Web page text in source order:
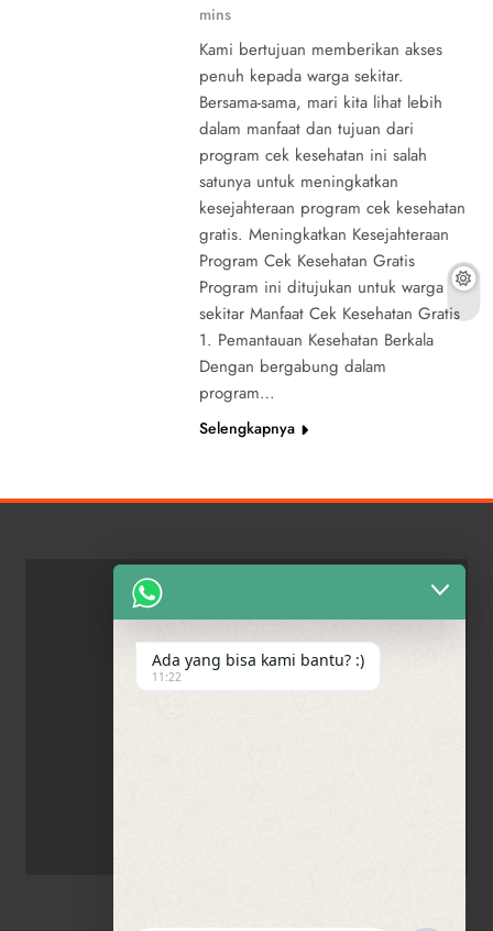
mins
Kami bertujuan memberikan akses
penuh kepada warga sekitar.
Bersama-sama, mari kita lihat lebih
dalam manfaat dan tujuan dari
program cek kesehatan ini salah
satunya untuk meningkatkan
kesejahteraan program cek kesehatan
gratis. Meningkatkan Kesejahteraan
Program Cek Kesehatan Gratis
Program ini ditujukan untuk warga
sekitar Manfaat Cek Kesehatan Gratis
1. Pemantauan Kesehatan Berkala
Dengan bergabung dalam
program…
Selengkapnya
Ada yang bisa kami bantu? :)
11:22